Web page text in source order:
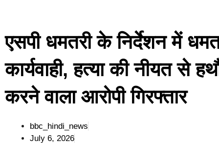
एसपी धमतरी के निर्देशन में
कार्यवाही, हत्या की नीयत से
करने वाला आरोपी गिरफ्तार
bbc_hindi_news
July 6, 2026